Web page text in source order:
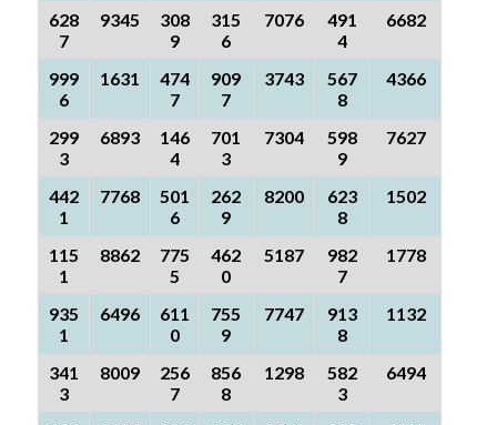
628
7
9345
308
9
315
6
7076
491
4
6682
999
6
1631
474
7
909
7
3743
567
8
4366
299
3
6893
146
4
701
3
7304
598
9
7627
442
1
7768
501
6
262
9
8200
623
8
1502
115
1
8862
775
5
462
0
5187
982
7
1778
935
1
6496
611
0
755
9
7747
913
8
1132
341
3
8009
256
7
856
8
1298
582
3
6494